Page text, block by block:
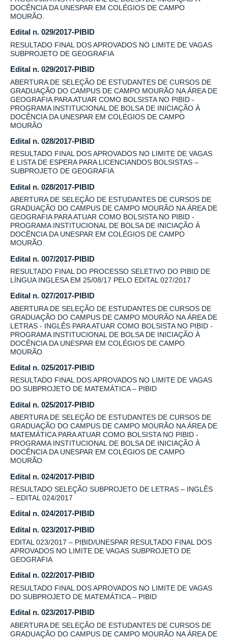
DOCÊNCIA DA UNESPAR EM COLÉGIOS DE CAMPO
MOURÃO.
Edital n. 029/2017-PIBID
RESULTADO FINAL DOS APROVADOS NO LIMITE DE VAGAS
SUBPROJETO DE GEOGRAFIA
Edital n. 029/2017-PIBID
ABERTURA DE SELEÇÃO DE ESTUDANTES DE CURSOS DE
GRADUAÇÃO DO CAMPUS DE CAMPO MOURÃO NA ÁREA DE
GEOGRAFIA PARA ATUAR COMO BOLSISTA NO PIBID -
PROGRAMA INSTITUCIONAL DE BOLSA DE INICIAÇÃO À
DOCÊNCIA DA UNESPAR EM COLÉGIOS DE CAMPO
MOURÃO
Edital n. 028/2017-PIBID
RESULTADO FINAL DOS APROVADOS NO LIMITE DE VAGAS
E LISTA DE ESPERA PARA LICENCIANDOS BOLSISTAS –
SUBPROJETO DE GEOGRAFIA
Edital n. 028/2017-PIBID
ABERTURA DE SELEÇÃO DE ESTUDANTES DE CURSOS DE
GRADUAÇÃO DO CAMPUS DE CAMPO MOURÃO NA ÁREA DE
GEOGRAFIA PARA ATUAR COMO BOLSISTA NO PIBID -
PROGRAMA INSTITUCIONAL DE BOLSA DE INICIAÇÃO À
DOCÊNCIA DA UNESPAR EM COLÉGIOS DE CAMPO
MOURÃO.
Edital n. 007/2017-PIBID
RESULTADO FINAL DO PROCESSO SELETIVO DO PIBID DE
LÍNGUA INGLESA EM 25/08/17 PELO EDITAL 027/2017
Edital n. 027/2017-PIBID
ABERTURA DE SELEÇÃO DE ESTUDANTES DE CURSOS DE
GRADUAÇÃO DO CAMPUS DE CAMPO MOURÃO NA ÁREA DE
LETRAS - INGLÊS PARA ATUAR COMO BOLSISTA NO PIBID -
PROGRAMA INSTITUCIONAL DE BOLSA DE INICIAÇÃO À
DOCÊNCIA DA UNESPAR EM COLÉGIOS DE CAMPO
MOURÃO
Edital n. 025/2017-PIBID
RESULTADO FINAL DOS APROVADOS NO LIMITE DE VAGAS
DO SUBPROJETO DE MATEMÁTICA – PIBID
Edital n. 025/2017-PIBID
ABERTURA DE SELEÇÃO DE ESTUDANTES DE CURSOS DE
GRADUAÇÃO DO CAMPUS DE CAMPO MOURÃO NA ÁREA DE
MATEMÁTICA PARA ATUAR COMO BOLSISTA NO PIBID -
PROGRAMA INSTITUCIONAL DE BOLSA DE INICIAÇÃO À
DOCÊNCIA DA UNESPAR EM COLÉGIOS DE CAMPO
MOURÃO
Edital n. 024/2017-PIBID
RESULTADO SELEÇÃO SUBPROJETO DE LETRAS – INGLÊS
– EDITAL 024/2017
Edital n. 024/2017-PIBID
Edital n. 023/2017-PIBID
EDITAL 023/2017 – PIBID/UNESPAR RESULTADO FINAL DOS
APROVADOS NO LIMITE DE VAGAS SUBPROJETO DE
GEOGRAFIA
Edital n. 022/2017-PIBID
RESULTADO FINAL DOS APROVADOS NO LIMITE DE VAGAS
DO SUBPROJETO DE MATEMÁTICA – PIBID
Edital n. 023/2017-PIBID
ABERTURA DE SELEÇÃO DE ESTUDANTES DE CURSOS DE
GRADUAÇÃO DO CAMPUS DE CAMPO MOURÃO NA ÁREA DE